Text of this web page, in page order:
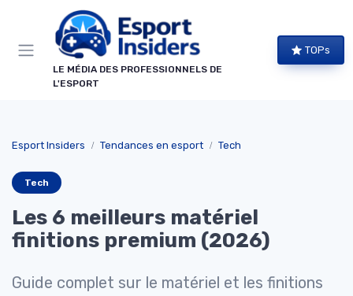
LE MÉDIA DES PROFESSIONNELS DE
L'ESPORT
TOPs
Esport Insiders Tendances en esport Tech
Tech
Les 6 meilleurs matériel
finitions premium (2026)
Guide complet sur le matériel et les finitions
Panneau de gestion des cookies